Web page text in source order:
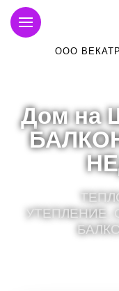
ООО
Дом на
УТЕПЛЕНИЕ,